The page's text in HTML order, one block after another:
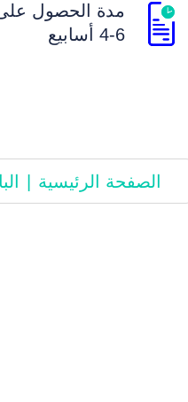
مدة الحصول علی
4-6 أسابیع
الصفحة الرئیسیة